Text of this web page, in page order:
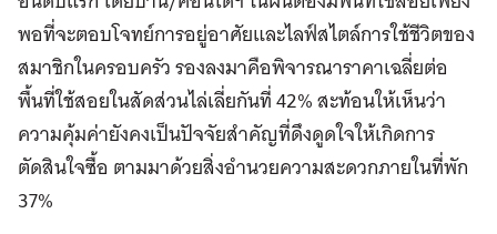
พอที่จะตอบโจทย์การอยู่อาศัยและไลฟ์สไตล์การใช้ชีวิตของ
สมาชิกในครอบครัว รองลงมาคือพิจารณาราคาเฉลี่ยต่อ
พื้นที่ใช้สอยในสัดส่วนไล่เลี่ยกันที่ 42% สะท้อนให้เห็นว่า
ความคุ้มค่ายังคงเป็นปัจจัยสำคัญที่ดึงดูดใจให้เกิดการ
ตัดสินใจซื้อ ตามมาด้วยสิ่งอำนวยความสะดวกภายในที่พัก
37%